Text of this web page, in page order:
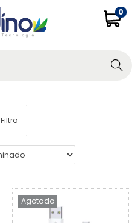
0
Buscar
Filtro
Agotado